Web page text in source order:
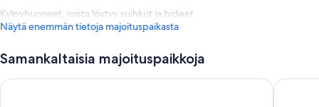
Kylpyhuoneet, joista löytyy suihkut ja bideet
Näytä enemmän tietoja majoituspaikasta
Samankaltaisia majoituspaikkoja
Hotel Sorsanpesä Scandic